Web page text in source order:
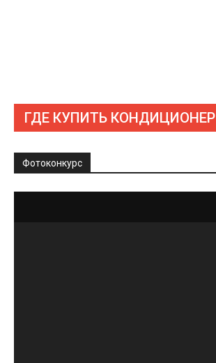
ГДЕ КУПИТЬ КОНДИЦИОНЕР
Фотоконкурс